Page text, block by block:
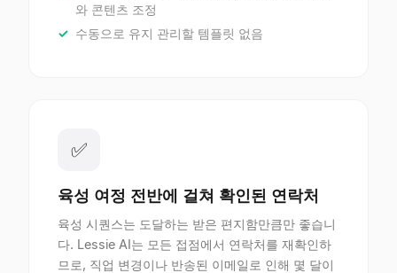
와 콘텐츠 조정
수동으로 유지 관리할 템플릿 없음
✅
육성 여정 전반에 걸쳐 확인된 연락처
육성 시퀀스는 도달하는 받은 편지함만큼만 좋습니
다. Lessie AI는 모든 접점에서 연락처를 재확인하
므로, 직업 변경이나 반송된 이메일로 인해 몇 달이